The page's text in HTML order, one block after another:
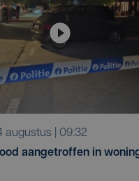
4 augustus | 09:32
aangetroffen in